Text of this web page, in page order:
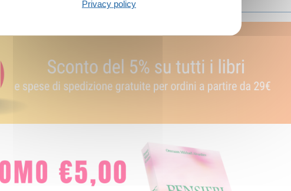
Privacy policy